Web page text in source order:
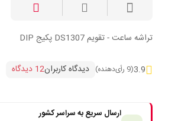
تراشه ساعت - تقویم DS1307 پکیج DIP
3.9(9 رأی‌دهنده) دیدگاه کاربران12 دیدگاه
ارسال سریع به سراسر کشور